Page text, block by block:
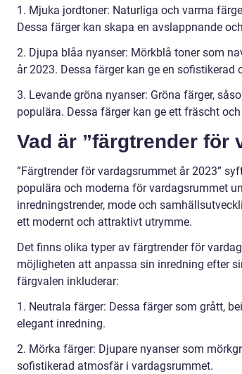
1. Mjuka jordtoner: Naturliga och varma
Dessa färger kan skapa en avslappnande
2. Djupa blåa nyanser: Mörkblå toner som
år 2023. Dessa färger kan ge en
3. Levande gröna nyanser: Gröna färger,
populära. Dessa färger kan ge ett fräscht
Vad är ”färgtrender för
”Färgtrender för vardagsrummet år 2023”
populära och moderna för vardagsrummet
inredningstrender, mode och
ett modernt och attraktivt utrymme.
Det finns olika typer av färgtrender för
möjligheten att anpassa sin inredning efter
färgvalen inkluderar:
1. Neutrala färger: Dessa färger som grått,
elegant inredning.
2. Mörka färger: Djupare nyanser som
sofistikerad atmosfär i vardagsrummet.